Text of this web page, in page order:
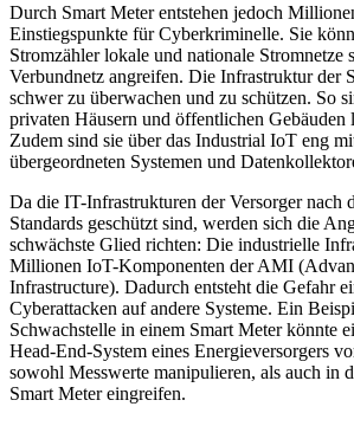
Durch Smart Meter entstehen jedoch
Einstiegspunkte für Cyberkriminelle. Sie
Stromzähler lokale und nationale Stromnetze
Verbundnetz angreifen. Die Infrastruktur der
schwer zu überwachen und zu schützen. So
privaten Häusern und öffentlichen Gebäuden
Zudem sind sie über das Industrial IoT eng
übergeordneten Systemen und
Da die IT-Infrastrukturen der Versorger nach
Standards geschützt sind, werden sich die
schwächste Glied richten: Die industrielle
Millionen IoT-Komponenten der AMI
Infrastructure). Dadurch entsteht die Gefahr
Cyberattacken auf andere Systeme. Ein
Schwachstelle in einem Smart Meter könnte
Head-End-System eines Energieversorgers
sowohl Messwerte manipulieren, als auch in
Smart Meter eingreifen.